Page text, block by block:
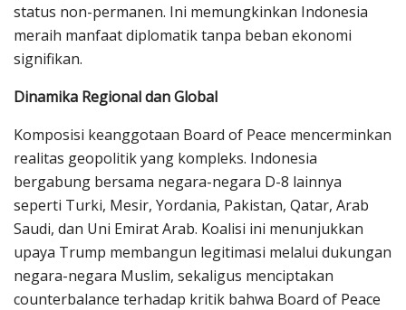
status non-permanen. Ini memungkinkan Indonesia
meraih manfaat diplomatik tanpa beban ekonomi
signifikan.
Dinamika Regional dan Global
Komposisi keanggotaan Board of Peace mencerminkan
realitas geopolitik yang kompleks. Indonesia
bergabung bersama negara-negara D-8 lainnya
seperti Turki, Mesir, Yordania, Pakistan, Qatar, Arab
Saudi, dan Uni Emirat Arab. Koalisi ini menunjukkan
upaya Trump membangun legitimasi melalui dukungan
negara-negara Muslim, sekaligus menciptakan
counterbalance terhadap kritik bahwa Board of Peace